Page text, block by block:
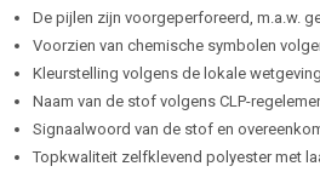
De pijlen zijn voorgeperforeerd, m.a.w.
Voorzien van chemische symbolen
Kleurstelling volgens de lokale wetgeving
Naam van de stof volgens CLP-
Signaalwoord van de stof en
Topkwaliteit zelfklevend polyester met